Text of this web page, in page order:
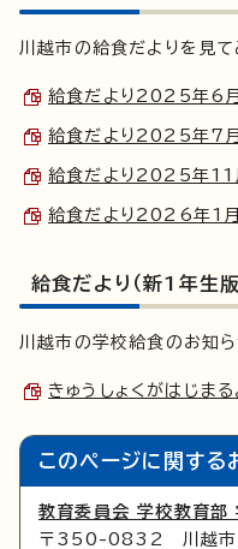
川越市の給食だよりを見て
給食だより2025年6
給食だより2025年7
給食だより2025年
給食だより2026年1
給食だより（新1年生版
川越市の学校給食のお知ら
きゅうしょくがはじま
このページに関する
教育委員会 学校教育部
〒350-0832 川越市